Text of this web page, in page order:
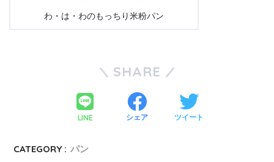
わ・は・わのもっちり米粉パン
SHARE
LINE シェア ツイート
CATEGORY : パン